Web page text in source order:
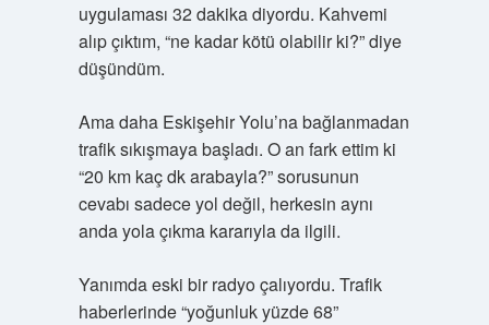
uygulaması 32 dakika diyordu. Kahvemi
alıp çıktım, “ne kadar kötü olabilir ki?” diye
düşündüm.
Ama daha Eskişehir Yolu’na bağlanmadan
trafik sıkışmaya başladı. O an fark ettim ki
“20 km kaç dk arabayla?” sorusunun
cevabı sadece yol değil, herkesin aynı
anda yola çıkma kararıyla da ilgili.
Yanımda eski bir radyo çalıyordu. Trafik
haberlerinde “yoğunluk yüzde 68”